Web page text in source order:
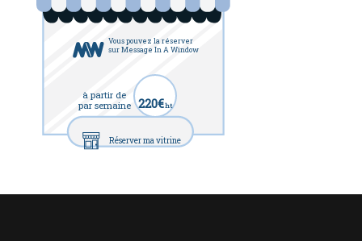
Vous pouvez la réserver
sur Message In A Window
à partir de
par semaine 220€ht
Réserver ma vitrine